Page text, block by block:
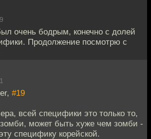
очень бодрым, конечно с долей
Продолжение посмотрю с
#19
всей специфики это только то,
зомби, может быть хуже чем зомби -
специфику корейской.